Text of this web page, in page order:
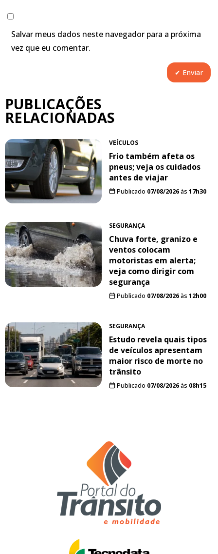
Salvar meus dados neste navegador para a próxima
vez que eu comentar.
PUBLICAÇÕES
RELACIONADAS
VEÍCULOS
Frio também afeta os
pneus; veja os cuidados
antes de viajar
Publicado 07/08/2026às 17h30
SEGURANÇA
Chuva forte, granizo e
ventos colocam
motoristas em alerta;
veja como dirigir com
segurança
Publicado 07/08/2026às 12h00
SEGURANÇA
Estudo revela quais tipos
de veículos apresentam
maior risco de morte no
trânsito
Publicado 07/08/2026às 08h15